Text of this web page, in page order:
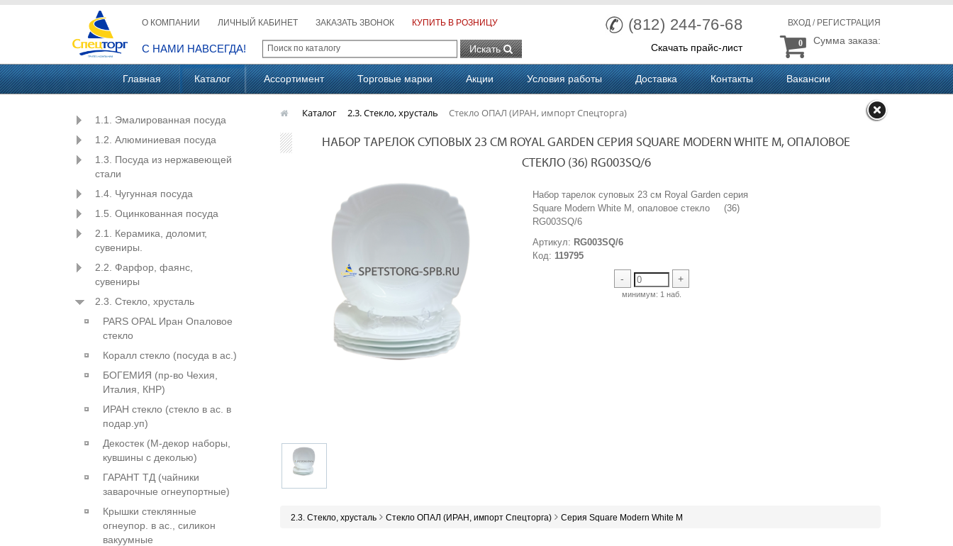
О КОМПАНИИ ЛИЧНЫЙ КАБИНЕТ ЗАКАЗАТЬ ЗВОНОК КУПИТЬ В РОЗНИЦУ
С НАМИ НАВСЕГДА! Искать
(812) 244-76-68
Скачать прайс-лист
ВХОД / РЕГИСТРАЦИЯ
Сумма заказа:
0
Главная Каталог Ассортимент Торговые марки Акции Условия работы Доставка Контакты Вакансии
1.1. Эмалированная посуда
1.2. Алюминиевая посуда
1.3. Посуда из нержавеющей
стали
1.4. Чугунная посуда
1.5. Оцинкованная посуда
2.1. Керамика, доломит,
сувениры.
2.2. Фарфор, фаянс,
сувениры
2.3. Стекло, хрусталь
PARS OPAL Иран Опаловое
стекло
Коралл стекло (посуда в ас.)
БОГЕМИЯ (пр-во Чехия,
Италия, КНР)
ИРАН стекло (стекло в ас. в
подар.уп)
Декостек (М-декор наборы,
кувшины с деколью)
ГАРАНТ ТД (чайники
заварочные огнеупортные)
Крышки стеклянные
огнеупор. в ас., силикон
вакуумные
Каталог 2.3. Стекло, хрусталь Стекло ОПАЛ (ИРАН, импорт Спецторга)
НАБОР ТАРЕЛОК СУПОВЫХ 23 СМ ROYAL GARDEN СЕРИЯ SQUARE MODERN WHITE M, ОПАЛОВОЕ
СТЕКЛО (36) RG003SQ/6
Набор тарелок суповых 23 см Royal Garden серия
Square Modern White M, опаловое стекло (36)
RG003SQ/6
Артикул: RG003SQ/6
Код: 119795
- +
минимум: 1 наб.
2.3. Стекло, хрусталь Стекло ОПАЛ (ИРАН, импорт Спецторга) Серия Square Modern White M